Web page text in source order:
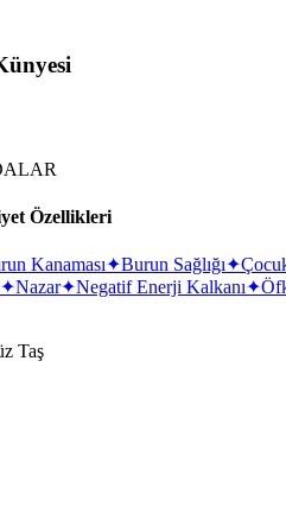
Özellikleri
Kanaması✦Burun Sağlığı✦
✦Nazar✦Negatif Enerji Kalkanı✦
Taş